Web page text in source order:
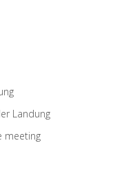
Landung
meeting